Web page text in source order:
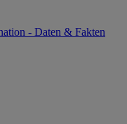
- Daten & Fakten